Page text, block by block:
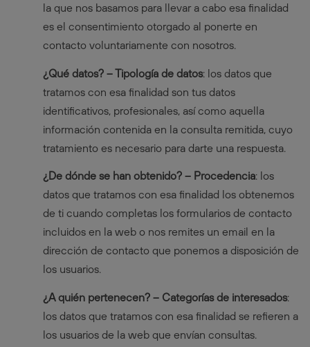
la que nos basamos para llevar a cabo esa finalidad
es el consentimiento otorgado al ponerte en
contacto voluntariamente con nosotros.
¿Qué datos? – Tipología de datos: los datos que
tratamos con esa finalidad son tus datos
identificativos, profesionales, así como aquella
información contenida en la consulta remitida, cuyo
tratamiento es necesario para darte una respuesta.
¿De dónde se han obtenido? – Procedencia: los
datos que tratamos con esa finalidad los obtenemos
de ti cuando completas los formularios de contacto
incluidos en la web o nos remites un email en la
dirección de contacto que ponemos a disposición de
los usuarios.
¿A quién pertenecen? – Categorías de interesados:
los datos que tratamos con esa finalidad se refieren a
los usuarios de la web que envían consultas.